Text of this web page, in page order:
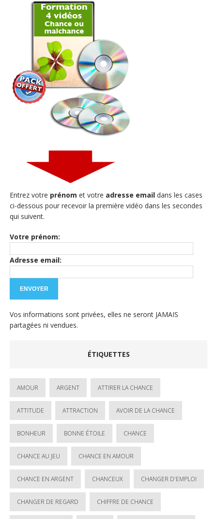
Entrez votre prénom et votre adresse email dans les cases
ci-dessous pour recevoir la première vidéo dans les secondes
qui suivent.
Votre prénom:
Adresse email:
Vos informations sont privées, elles ne seront JAMAIS
partagées ni vendues.
ÉTIQUETTES
AMOUR ARGENT ATTIRER LA CHANCE
ATTITUDE ATTRACTION AVOIR DE LA CHANCE
BONHEUR BONNE ÉTOILE CHANCE
CHANCE AU JEU CHANCE EN AMOUR
CHANCE EN ARGENT CHANCEUX CHANGER D'EMPLOI
CHANGER DE REGARD CHIFFRE DE CHANCE